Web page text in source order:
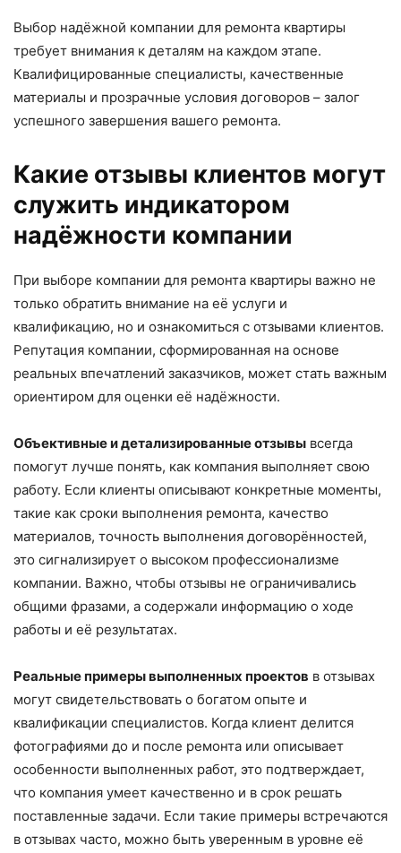
Выбор надёжной компании для ремонта квартиры
требует внимания к деталям на каждом этапе.
Квалифицированные специалисты, качественные
материалы и прозрачные условия договоров – залог
успешного завершения вашего ремонта.
Какие отзывы клиентов могут
служить индикатором
надёжности компании
При выборе компании для ремонта квартиры важно не
только обратить внимание на её услуги и
квалификацию, но и ознакомиться с отзывами клиентов.
Репутация компании, сформированная на основе
реальных впечатлений заказчиков, может стать важным
ориентиром для оценки её надёжности.
Объективные и детализированные отзывы всегда
помогут лучше понять, как компания выполняет свою
работу. Если клиенты описывают конкретные моменты,
такие как сроки выполнения ремонта, качество
материалов, точность выполнения договорённостей,
это сигнализирует о высоком профессионализме
компании. Важно, чтобы отзывы не ограничивались
общими фразами, а содержали информацию о ходе
работы и её результатах.
Реальные примеры выполненных проектов в отзывах
могут свидетельствовать о богатом опыте и
квалификации специалистов. Когда клиент делится
фотографиями до и после ремонта или описывает
особенности выполненных работ, это подтверждает,
что компания умеет качественно и в срок решать
поставленные задачи. Если такие примеры встречаются
в отзывах часто, можно быть уверенным в уровне её